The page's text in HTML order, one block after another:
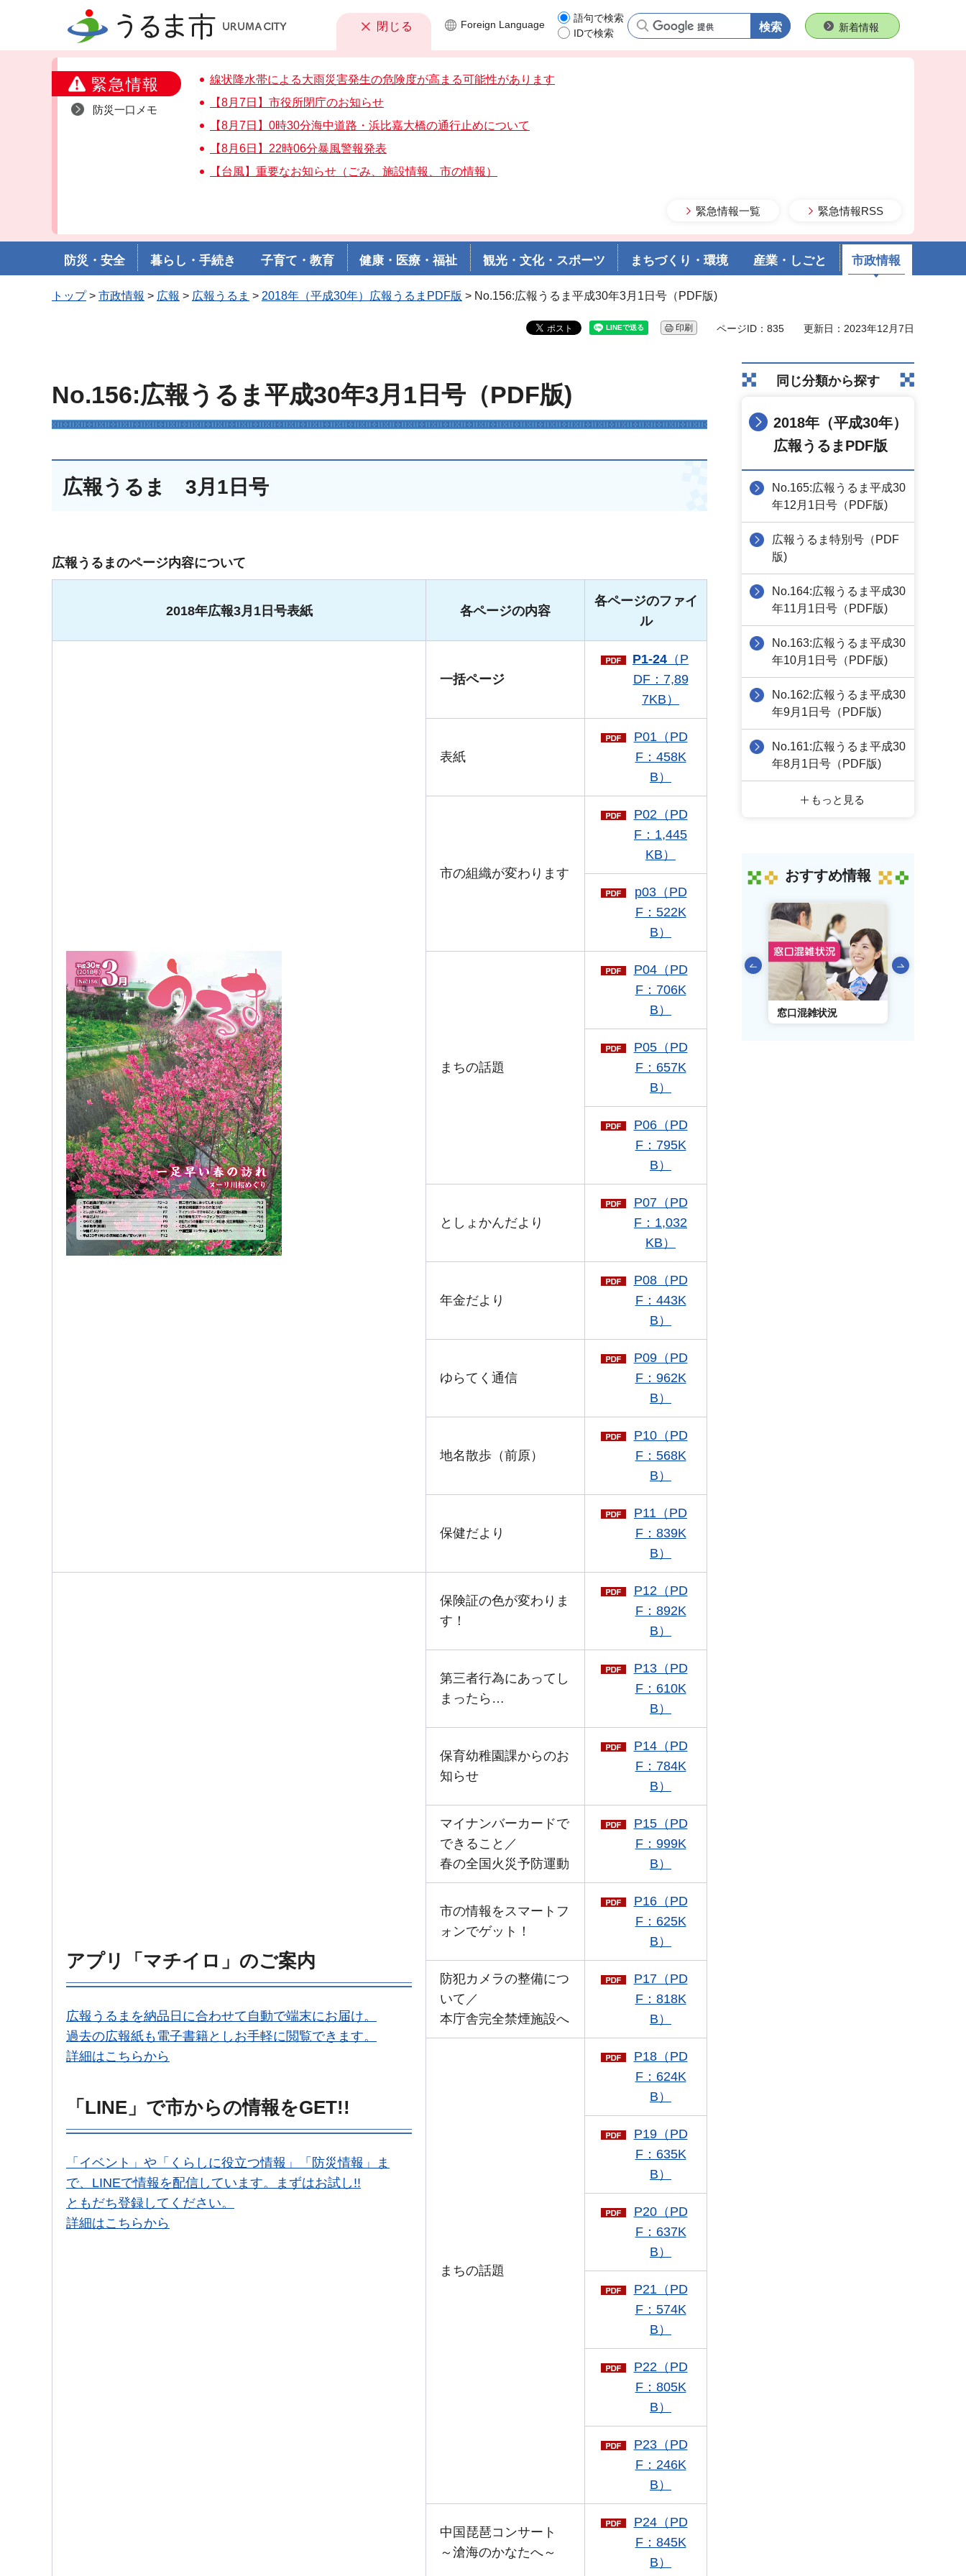
うるま市 閉じる
緊急情報
防災一口メモ
線状降水帯による大雨災害発生の危険度が高まる可能性があります
【8月7日】市役所閉庁のお知らせ
【8月7日】0時30分海中道路・浜比嘉大橋の通行止めについて
【8月6日】22時06分暴風警報発表
【台風】重要なお知らせ（ごみ、施設情報、市の情報）
緊急情報一覧 緊急情報RSS
Foreign Language
語句で検索
IDで検索
語句で検索新着情報
防災・安全 暮らし・手続き 子育て・教育 健康・医療・福祉 観光・文化・スポーツ まちづくり・環境 産業・しごと 市政情報
トップ> 市政情報 > 広報 > 広報うるま > 2018年（平成30年）広報うるまPDF版 > No.156:広報うるま平成30年3月1日号（PDF版)
印刷 ページID：835 更新日：2023年12月7日
No.156:広報うるま平成30年3月1日号（PDF版)
広報うるま 3月1日号
広報うるまのページ内容について
2018年広報3月1日号表紙 各ページの内容
各ページのファイ
ル
一括ページ
P1-24 （P
DF：7,89
7KB）
表紙
P01（PD
F：458K
B）
市の組織が変わります
P02（PD
F：1,445
KB）
p03（PD
F：522K
B）
まちの話題
P04（PD
F：706K
B）
P05（PD
F：657K
B）
P06（PD
F：795K
B）
としょかんだより
P07（PD
F：1,032
KB）
年金だより
P08（PD
F：443K
B）
ゆらてく通信
P09（PD
F：962K
B）
地名散歩（前原）
P10（PD
F：568K
B）
保健だより
P11（PD
F：839K
B）
アプリ「マチイロ」のご案内
広報うるまを納品日に合わせて自動で端末にお届け。
過去の広報紙も電子書籍としお手軽に閲覧できます。
詳細はこちらから
「LINE」で市からの情報をGET!!
「イベント」や「くらしに役立つ情報」「防災情報」ま
で、LINEで情報を配信しています。まずはお試し!!
ともだち登録してください。
詳細はこちらから
保険証の色が変わりま
す！
P12（PD
F：892K
B）
第三者行為にあってし
まったら…
P13（PD
F：610K
B）
保育幼稚園課からのお
知らせ
P14（PD
F：784K
B）
マイナンバーカードで
できること／
春の全国火災予防運動
P15（PD
F：999K
B）
市の情報をスマートフ
ォンでゲット！
P16（PD
F：625K
B）
防犯カメラの整備につ
いて／
本庁舎完全禁煙施設へ
P17（PD
F：818K
B）
まちの話題
P18（PD
F：624K
B）
P19（PD
F：635K
B）
P20（PD
F：637K
B）
P21（PD
F：574K
B）
P22（PD
F：805K
B）
P23（PD
F：246K
B）
中国琵琶コンサート
～滄海のかなたへ～
P24（PD
F：845K
B）
同じ分類から探す
2018年（平成30年）
広報うるまPDF版
No.165:広報うるま平成30
年12月1日号（PDF版)
広報うるま特別号（PDF
版)
No.164:広報うるま平成30
年11月1日号（PDF版)
No.163:広報うるま平成30
年10月1日号（PDF版)
No.162:広報うるま平成30
年9月1日号（PDF版)
No.161:広報うるま平成30
年8月1日号（PDF版)
もっと見る
おすすめ情報
前のスライドを表示
AIチャットボット 窓口混雑状況